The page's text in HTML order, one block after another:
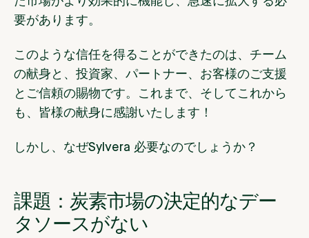
要があります。
このような信任を得ることができたのは、チーム
の献身と、投資家、パートナー、お客様のご支援
とご信頼の賜物です。これまで、そしてこれから
も、皆様の献身に感謝いたします！
しかし、なぜSylvera 必要なのでしょうか？
課題：炭素市場の決定的なデー
タソースがない